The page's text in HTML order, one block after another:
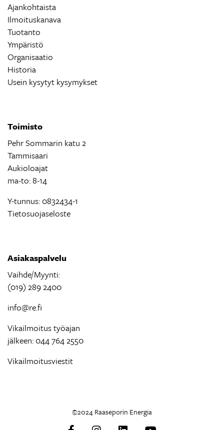
Ajankohtaista
Ilmoituskanava
Tuotanto
Ympäristö
Organisaatio
Historia
Usein kysytyt kysymykset
Toimisto
Pehr Sommarin katu 2
Tammisaari
Aukioloajat
ma-to: 8-14
Y-tunnus: 0832434-1
Tietosuojaseloste
Asiakaspalvelu
Vaihde/Myynti:
(019) 289 2400
info@re.fi
Vikailmoitus työajan
jälkeen: 044 764 2550
Vikailmoitusviestit
©2024 Raaseporin Energia